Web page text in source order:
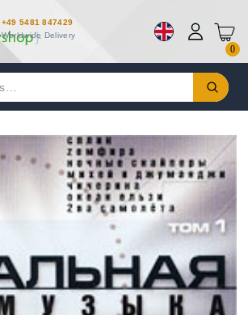
+49 5481 847429
Worldwide Delivery
0